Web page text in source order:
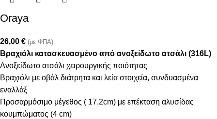
Oraya
26,00 € (με ΦΠΑ)
Βραχιόλι κατασκευασμένο από ανοξείδωτο ατσάλι (316L)
Ανοξείδωτο ατσάλι χειρουργικής ποιότητας
Βραχιόλι με οβάλ διάτρητα και λεία στοιχεία, συνδυασμένα
εναλλάξ
Προσαρμόσιμο μέγεθος ( 17.2cm) με επέκταση αλυσίδας
κουμπώματος (4 cm)